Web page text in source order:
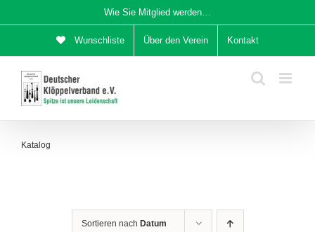
Inhalt
Wie Sie Mitglied werden…
Wunschliste Über den Verein Kontakt
Katalog
Sortieren nach Datum